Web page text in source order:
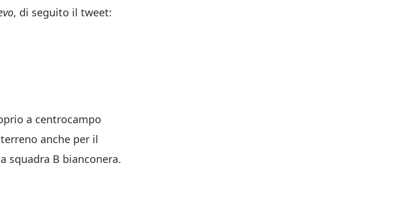
, di seguito il tweet:
a centrocampo
anche per il
squadra B bianconera.